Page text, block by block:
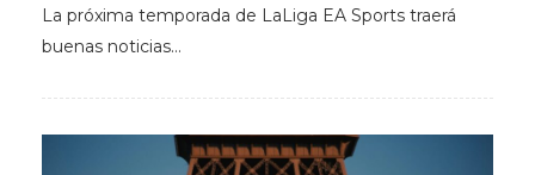
La próxima temporada de LaLiga EA Sports traerá
buenas noticias…